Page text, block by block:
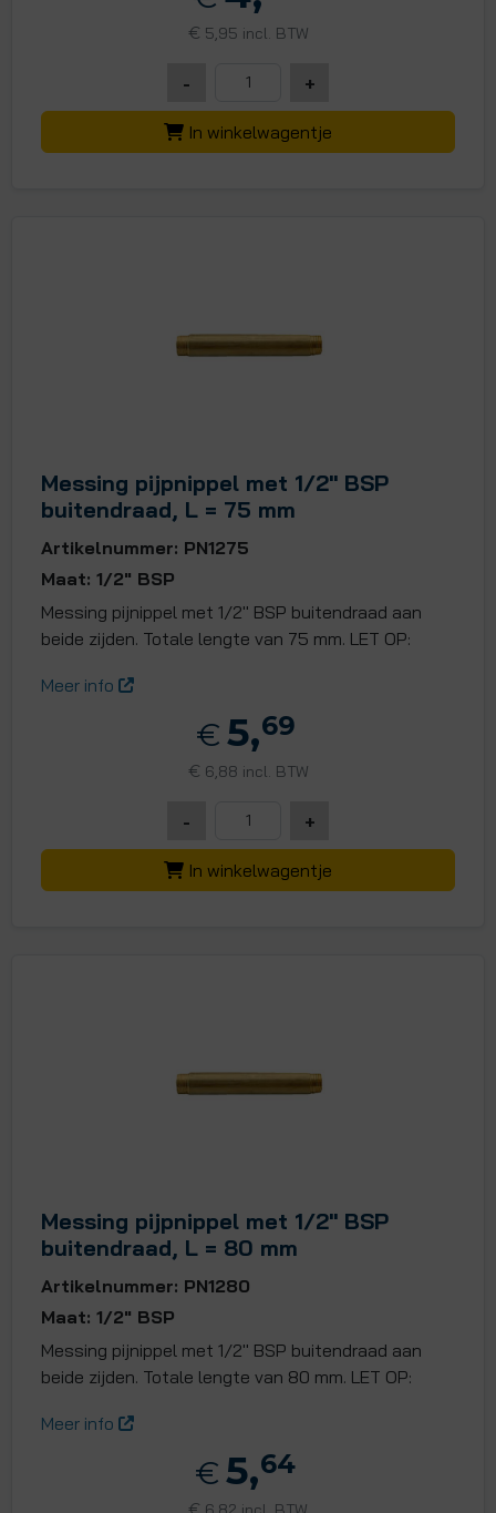
€ 5,95 incl. BTW
- +
In winkelwagentje
Messing pijpnippel met 1/2" BSP
buitendraad, L = 75 mm
Artikelnummer: PN1275
Maat: 1/2" BSP
Messing pijnippel met 1/2" BSP buitendraad aan
beide zijden. Totale lengte van 75 mm. LET OP:
Meer info
€ 5,69
€ 6,88 incl. BTW
- +
In winkelwagentje
Messing pijpnippel met 1/2" BSP
buitendraad, L = 80 mm
Artikelnummer: PN1280
Maat: 1/2" BSP
Messing pijnippel met 1/2" BSP buitendraad aan
beide zijden. Totale lengte van 80 mm. LET OP:
Meer info
€ 5,64